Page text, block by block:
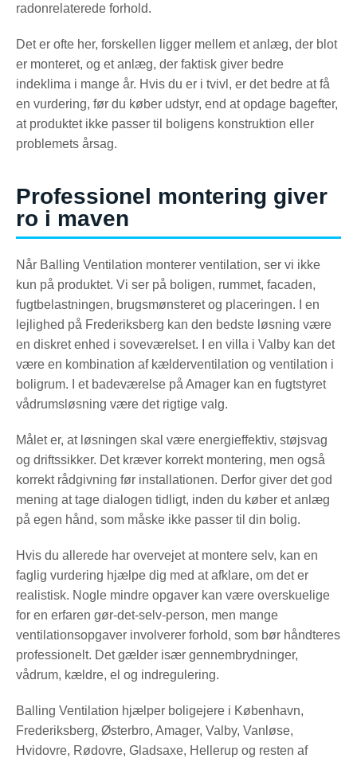
radonrelaterede forhold.
Det er ofte her, forskellen ligger mellem et anlæg, der blot
er monteret, og et anlæg, der faktisk giver bedre
indeklima i mange år. Hvis du er i tvivl, er det bedre at få
en vurdering, før du køber udstyr, end at opdage bagefter,
at produktet ikke passer til boligens konstruktion eller
problemets årsag.
Professionel montering giver
ro i maven
Når Balling Ventilation monterer ventilation, ser vi ikke
kun på produktet. Vi ser på boligen, rummet, facaden,
fugtbelastningen, brugsmønsteret og placeringen. I en
lejlighed på Frederiksberg kan den bedste løsning være
en diskret enhed i soveværelset. I en villa i Valby kan det
være en kombination af kælderventilation og ventilation i
boligrum. I et badeværelse på Amager kan en fugtstyret
vådrumsløsning være det rigtige valg.
Målet er, at løsningen skal være energieffektiv, støjsvag
og driftssikker. Det kræver korrekt montering, men også
korrekt rådgivning før installationen. Derfor giver det god
mening at tage dialogen tidligt, inden du køber et anlæg
på egen hånd, som måske ikke passer til din bolig.
Hvis du allerede har overvejet at montere selv, kan en
faglig vurdering hjælpe dig med at afklare, om det er
realistisk. Nogle mindre opgaver kan være overskuelige
for en erfaren gør-det-selv-person, men mange
ventilationsopgaver involverer forhold, som bør håndteres
professionelt. Det gælder især gennembrydninger,
vådrum, kældre, el og indregulering.
Balling Ventilation hjælper boligejere i København,
Frederiksberg, Østerbro, Amager, Valby, Vanløse,
Hvidovre, Rødovre, Gladsaxe, Hellerup og resten af